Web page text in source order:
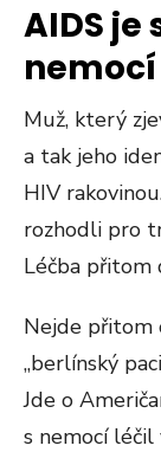
AIDS
nemocí
Muž, který
a tak jeho
HIV
rozhodli pro
Léčba přitom
Nejde přitom
„berlínský
Jde o
s nemocí léčil